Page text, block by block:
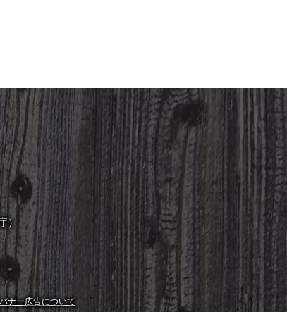
）
バナー広告について